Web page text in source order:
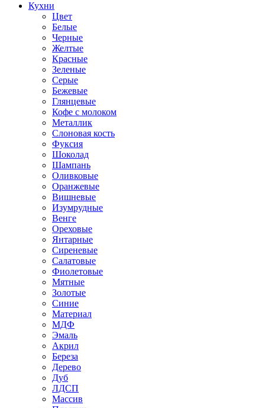
Кухни
Цвет
Белые
Черные
Желтые
Красные
Зеленые
Серые
Бежевые
Глянцевые
Кофе с молоком
Металлик
Слоновая кость
Фуксия
Шоколад
Шампань
Оливковые
Оранжевые
Вишневые
Изумрудные
Венге
Ореховые
Янтарные
Сиреневые
Салатовые
Фиолетовые
Мятные
Золотые
Синие
Материал
МДФ
Эмаль
Акрил
Береза
Дерево
Дуб
ЛДСП
Массив